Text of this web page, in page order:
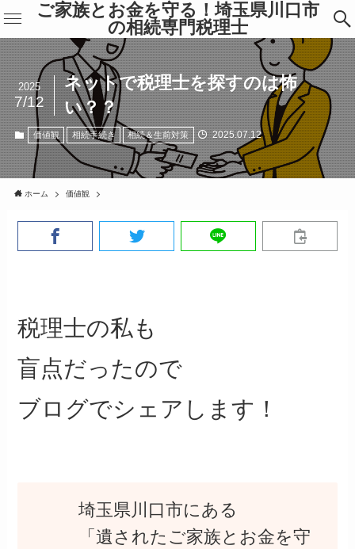
ご家族とお金を守る！埼玉県川口市
の相続専門税理士
ネットで税理士を探すのは怖
い？？
2025
7/12
価値観 相続手続き 相続＆生前対策 2025.07.12
ホーム 価値観
税理士の私も
盲点だったので
ブログでシェアします！
埼玉県川口市にある
「遺されたご家族とお金を守